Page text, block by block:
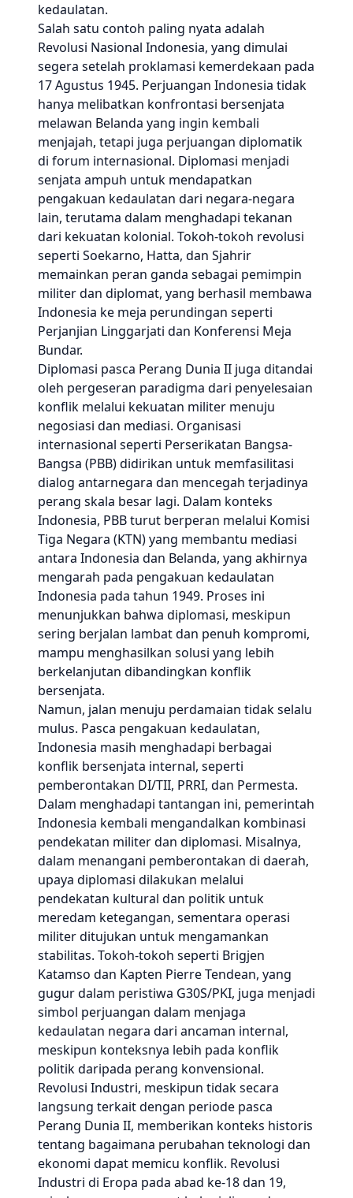
kedaulatan.
Salah satu contoh paling nyata adalah
Revolusi Nasional Indonesia, yang dimulai
segera setelah proklamasi kemerdekaan pada
17 Agustus 1945. Perjuangan Indonesia tidak
hanya melibatkan konfrontasi bersenjata
melawan Belanda yang ingin kembali
menjajah, tetapi juga perjuangan diplomatik
di forum internasional. Diplomasi menjadi
senjata ampuh untuk mendapatkan
pengakuan kedaulatan dari negara-negara
lain, terutama dalam menghadapi tekanan
dari kekuatan kolonial. Tokoh-tokoh revolusi
seperti Soekarno, Hatta, dan Sjahrir
memainkan peran ganda sebagai pemimpin
militer dan diplomat, yang berhasil membawa
Indonesia ke meja perundingan seperti
Perjanjian Linggarjati dan Konferensi Meja
Bundar.
Diplomasi pasca Perang Dunia II juga ditandai
oleh pergeseran paradigma dari penyelesaian
konflik melalui kekuatan militer menuju
negosiasi dan mediasi. Organisasi
internasional seperti Perserikatan Bangsa-
Bangsa (PBB) didirikan untuk memfasilitasi
dialog antarnegara dan mencegah terjadinya
perang skala besar lagi. Dalam konteks
Indonesia, PBB turut berperan melalui Komisi
Tiga Negara (KTN) yang membantu mediasi
antara Indonesia dan Belanda, yang akhirnya
mengarah pada pengakuan kedaulatan
Indonesia pada tahun 1949. Proses ini
menunjukkan bahwa diplomasi, meskipun
sering berjalan lambat dan penuh kompromi,
mampu menghasilkan solusi yang lebih
berkelanjutan dibandingkan konflik
bersenjata.
Namun, jalan menuju perdamaian tidak selalu
mulus. Pasca pengakuan kedaulatan,
Indonesia masih menghadapi berbagai
konflik bersenjata internal, seperti
pemberontakan DI/TII, PRRI, dan Permesta.
Dalam menghadapi tantangan ini, pemerintah
Indonesia kembali mengandalkan kombinasi
pendekatan militer dan diplomasi. Misalnya,
dalam menangani pemberontakan di daerah,
upaya diplomasi dilakukan melalui
pendekatan kultural dan politik untuk
meredam ketegangan, sementara operasi
militer ditujukan untuk mengamankan
stabilitas. Tokoh-tokoh seperti Brigjen
Katamso dan Kapten Pierre Tendean, yang
gugur dalam peristiwa G30S/PKI, juga menjadi
simbol perjuangan dalam menjaga
kedaulatan negara dari ancaman internal,
meskipun konteksnya lebih pada konflik
politik daripada perang konvensional.
Revolusi Industri, meskipun tidak secara
langsung terkait dengan periode pasca
Perang Dunia II, memberikan konteks historis
tentang bagaimana perubahan teknologi dan
ekonomi dapat memicu konflik. Revolusi
Industri di Eropa pada abad ke-18 dan 19,